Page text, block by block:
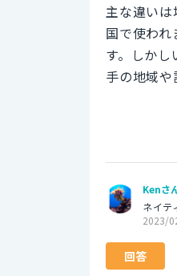
主な違い
国で使わ
す。しか
手の地域や
Kenさ
ネイテ
2023/
回答